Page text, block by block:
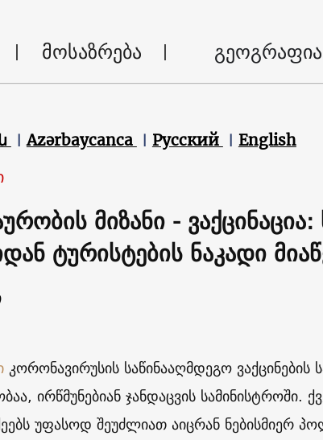
მოსაზრება გეოგრაფია
Azərbaycanca Русский English
მიზანი -
ტურისტების ნაკადი
კორონავირუსის საწინააღმდეგო ვაქცინების
ირწმუნებიან ჯანდაცვის სამინისტროში.
უფასოდ შეუძლიათ აიცრან ნებისმიერ